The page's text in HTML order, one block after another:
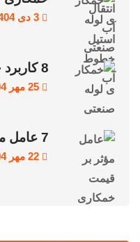
3 دی 1404
8 کاربرد خمکاری لوله صنعتی ...
25 مهر 1404
7 عامل مؤثر بر قیمت ...
22 مهر 1404